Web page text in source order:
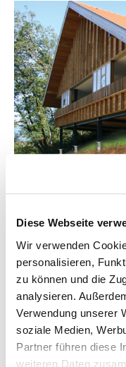
Diese Webseite
Wir verwenden
personalisieren,
zu können und die
analysieren.
Verwendung unserer
soziale Medien,
Partner führen diese
weiteren Daten